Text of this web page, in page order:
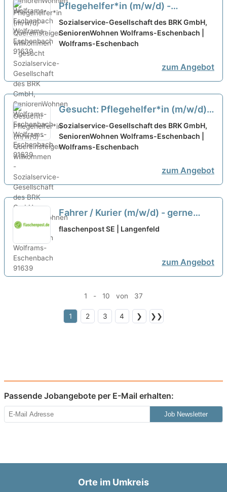
Pflegehelfer*in (m/w/d) -
Quereinsteiger willkommen -
gesucht neu
Sozialservice-Gesellschaft des BRK GmbH,
SeniorenWohnen Wolframs-Eschenbach |
Wolframs-Eschenbach
zum Angebot
Gesucht: Pflegehelfer*in (m/w/d) -
Quereinsteiger willkommen - neu
Sozialservice-Gesellschaft des BRK GmbH,
SeniorenWohnen Wolframs-Eschenbach |
Wolframs-Eschenbach
zum Angebot
Fahrer / Kurier (m/w/d) - gerne
Quereinsteiger neu
flaschenpost SE | Langenfeld
zum Angebot
1 - 10 von 37
1 2 3 4 ❯ ❯❯
Passende Jobangebote per E-Mail erhalten:
Job Newsletter
Orte im Umkreis